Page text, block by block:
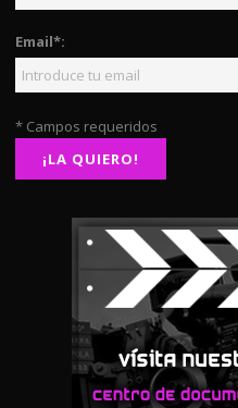
Email*:
* Campos requeridos